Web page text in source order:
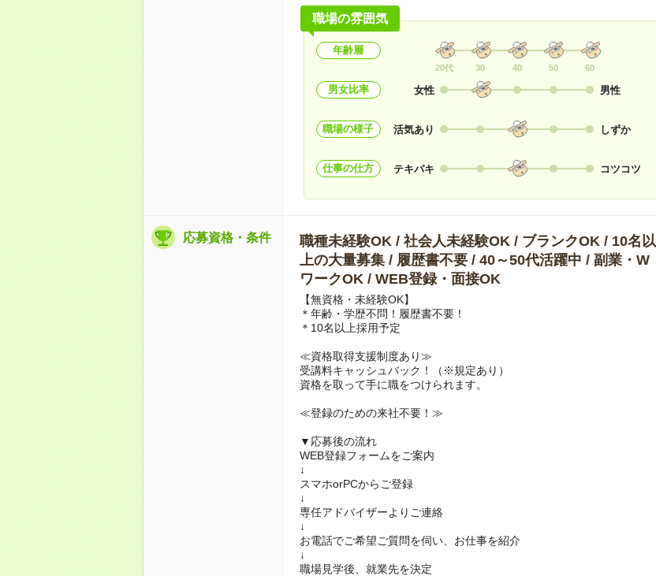
職場の雰囲気
年齢層
20代 30 40 50 60
男女比率 女性 男性
職場の様子 活気あり しずか
仕事の仕方 テキパキ コツコツ
応募資格・条件
職種未経験OK / 社会人未経験OK / ブランクOK / 10名以
上の大量募集 / 履歴書不要 / 40～50代活躍中 / 副業・W
ワークOK / WEB登録・面接OK
【無資格・未経験OK】
＊年齢・学歴不問！履歴書不要！
＊10名以上採用予定
≪資格取得支援制度あり≫
受講料キャッシュバック！（※規定あり）
資格を取って手に職をつけられます。
≪登録のための来社不要！≫
▼応募後の流れ
WEB登録フォームをご案内
↓
スマホorPCからご登録
↓
専任アドバイザーよりご連絡
↓
お電話でご希望ご質問を伺い、お仕事を紹介
↓
職場見学後、就業先を決定